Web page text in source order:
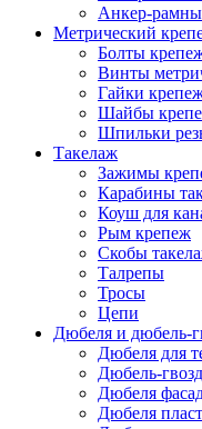
Анкер-
Метрический
Болты
Винты
Гайки
Шайбы
Шпильки
Такелаж
Зажимы
Карабины
Коуш для
Рым крепеж
Скобы
Талрепы
Тросы
Цепи
Дюбеля и дюбель-
Дюбеля для
Дюбель-
Дюбеля
Дюбеля